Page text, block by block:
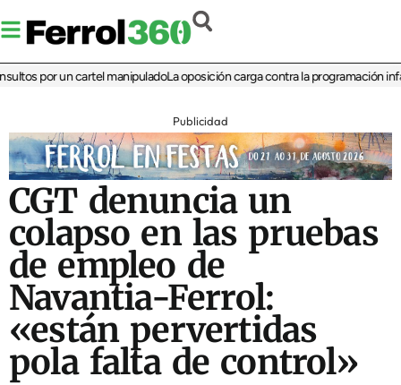
por un cartel manipuladoLa oposición carga contra la programación infantil
Publicidad
CGT denuncia un
colapso en las pruebas
de empleo de
Navantia-Ferrol:
«están pervertidas
pola falta de control»